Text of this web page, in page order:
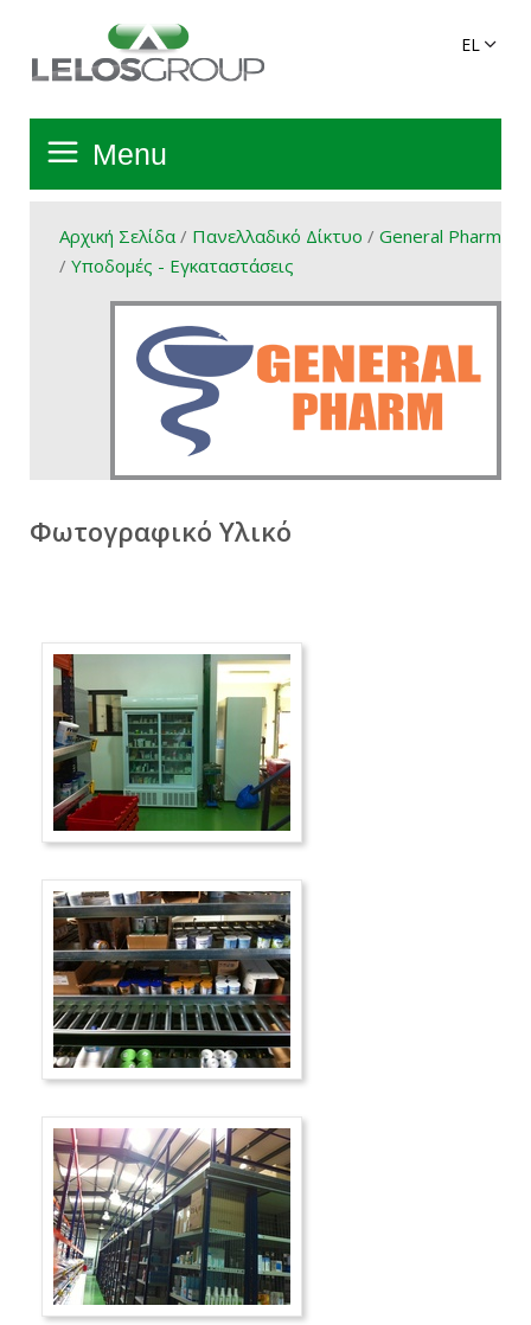
Menu
Αρχική Σελίδα
Όμιλος
Υπηρεσίες
Πανελλαδικό Δίκτυο
Καριέρα
Επικοινωνία
E-Commerce
Όροι Χρήσης & Πολιτική Απορρήτου
Είσοδος Πελατών
Εγγραφή
Αρχική Σελίδα/ Πανελλαδικό Δίκτυο / General Pharm
/ Υποδομές - Εγκαταστάσεις
Φωτογραφικό Υλικό